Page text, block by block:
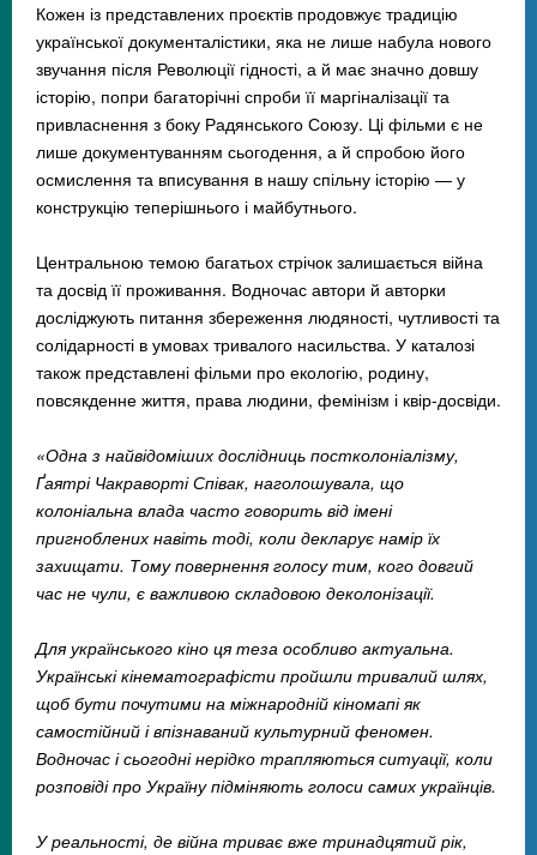
Кожен із представлених проєктів продовжує традицію
української документалістики, яка не лише набула нового
звучання після Революції гідності, а й має значно довшу
історію, попри багаторічні спроби її маргіналізації та
привласнення з боку Радянського Союзу. Ці фільми є не
лише документуванням сьогодення, а й спробою його
осмислення та вписування в нашу спільну історію — у
конструкцію теперішнього і майбутнього.
Центральною темою багатьох стрічок залишається війна
та досвід її проживання. Водночас автори й авторки
досліджують питання збереження людяності, чутливості та
солідарності в умовах тривалого насильства. У каталозі
також представлені фільми про екологію, родину,
повсякденне життя, права людини, фемінізм і квір-досвіди.
«Одна з найвідоміших дослідниць постколоніалізму,
Ґаятрі Чакраворті Співак, наголошувала, що
колоніальна влада часто говорить від імені
пригноблених навіть тоді, коли декларує намір їх
захищати. Тому повернення голосу тим, кого довгий
час не чули, є важливою складовою деколонізації.
Для українського кіно ця теза особливо актуальна.
Українські кінематографісти пройшли тривалий шлях,
щоб бути почутими на міжнародній кіномапі як
самостійний і впізнаваний культурний феномен.
Водночас і сьогодні нерідко трапляються ситуації, коли
розповіді про Україну підміняють голоси самих українців.
У реальності, де війна триває вже тринадцятий рік,